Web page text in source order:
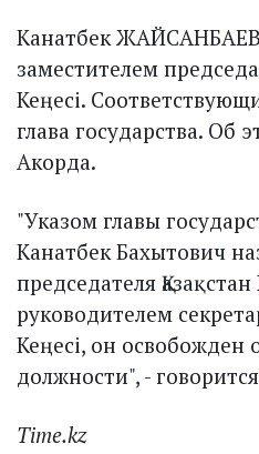
Канатбек
заместителем
Кеңесі.
глава государства. Об
Акорда.
"Указом главы
Канатбек Бахытович
председателя
руководителем
Кеңесі, он освобожден
должности", -
Time.kz